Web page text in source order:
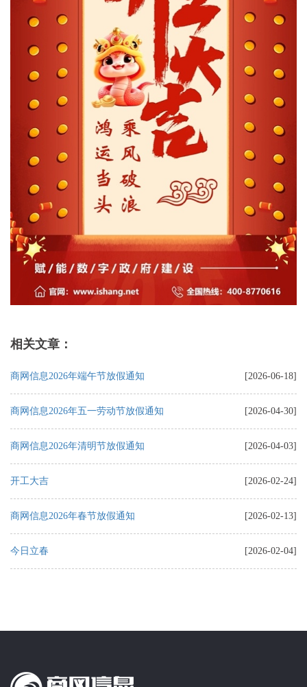
相关文章：
[2026-06-18]
商网信息2026年端午节放假通知
[2026-04-30]
商网信息2026年五一劳动节放假通知
[2026-04-03]
商网信息2026年清明节放假通知
[2026-02-24]
开工大吉
[2026-02-13]
商网信息2026年春节放假通知
[2026-02-04]
今日立春